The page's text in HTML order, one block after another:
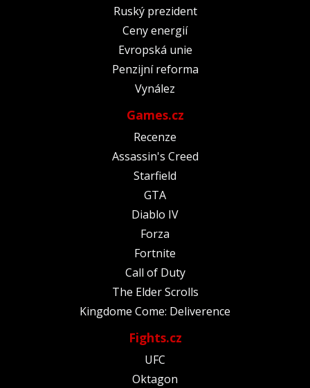
Ruský prezident
Ceny energií
Evropská unie
Penzijní reforma
Vynález
Games.cz
Recenze
Assassin's Creed
Starfield
GTA
Diablo IV
Forza
Fortnite
Call of Duty
The Elder Scrolls
Kingdome Come: Deliverence
Fights.cz
UFC
Oktagon